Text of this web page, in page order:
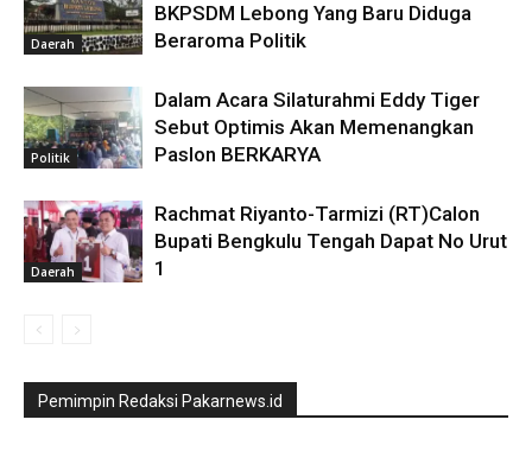
Daerah
BKPSDM Lebong Yang Baru Diduga
Beraroma Politik
Politik
Dalam Acara Silaturahmi Eddy Tiger
Sebut Optimis Akan Memenangkan
Paslon BERKARYA
Daerah
Rachmat Riyanto-Tarmizi (RT)Calon
Bupati Bengkulu Tengah Dapat No Urut
1
Pemimpin Redaksi Pakarnews.id